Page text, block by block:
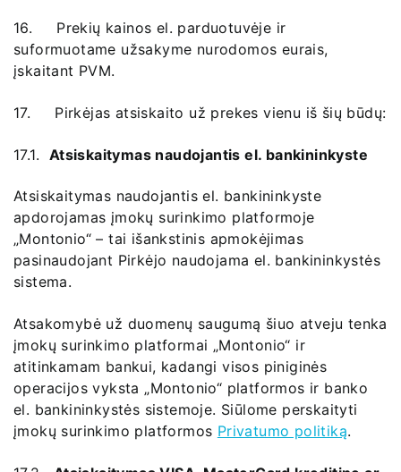
16. Prekių kainos el. parduotuvėje ir
suformuotame užsakyme nurodomos eurais,
įskaitant PVM.
17. Pirkėjas atsiskaito už prekes vienu iš šių būdų:
17.1. Atsiskaitymas naudojantis el. bankininkyste
Atsiskaitymas naudojantis el. bankininkyste
apdorojamas įmokų surinkimo platformoje
„Montonio“ – tai išankstinis apmokėjimas
pasinaudojant Pirkėjo naudojama el. bankininkystės
sistema.
Atsakomybė už duomenų saugumą šiuo atveju tenka
įmokų surinkimo platformai „Montonio“ ir
atitinkamam bankui, kadangi visos piniginės
operacijos vyksta „Montonio“ platformos ir banko
el. bankininkystės sistemoje. Siūlome perskaityti
įmokų surinkimo platformos Privatumo politiką.